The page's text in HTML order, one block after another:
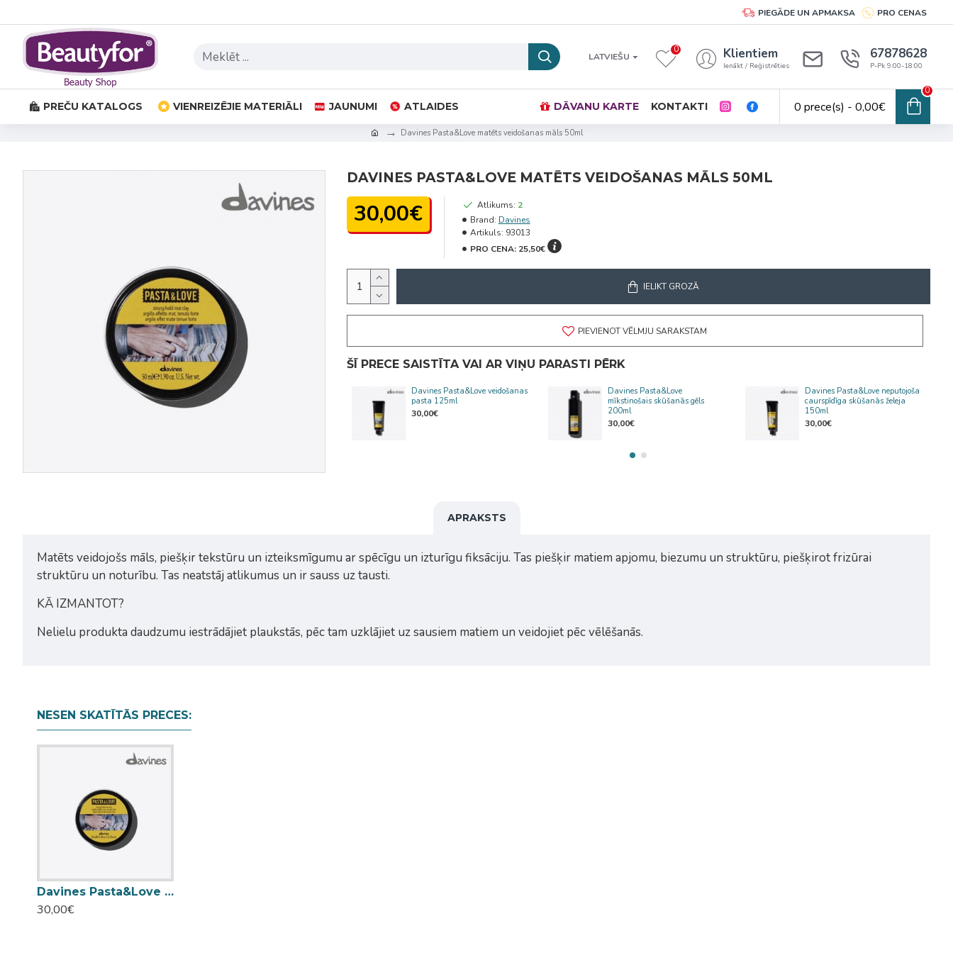
PIEGĀDE UN APMAKSA PRO CENAS
LATVIEŠU
0 Klientiem
Ienākt / Reģistrēties
67878628
P-Pk 9:00-18:00
PREČU KATALOGS VIENREIZĒJIE MATERIĀLI JAUNUMI ATLAIDES DĀVANU KARTE KONTAKTI 0 prece(s) - 0,00€
0
Davines Pasta&Love matēts veidošanas māls 50ml
DAVINES PASTA&LOVE MATĒTS VEIDOŠANAS MĀLS 50ML
30,00€ Atlikums: 2
Brand: Davines
Artikuls: 93013
PRO CENA: 25,50€
IELIKT GROZĀ
PIEVIENOT VĒLMJU SARAKSTAM
ŠĪ PRECE SAISTĪTA VAI AR VIŅU PARASTI PĒRK
Davines Pasta&Love neputojoša
Davines Pasta&Love
pēcskūšanās un mitrinošs krēms
Davines Pasta&Love veidošanas
pasta 125ml
30,00€
Davines Pasta&Love
mīkstinošais skūšanās gēls
200ml
30,00€
Davines Pasta&Love neputojoša
caurspīdīga skūšanās želeja
150ml
30,00€
APRAKSTS
Matēts veidojošs māls, piešķir tekstūru un izteiksmīgumu ar spēcīgu un izturīgu fiksāciju. Tas piešķir matiem apjomu, biezumu un struktūru, piešķirot frizūrai
struktūru un noturību. Tas neatstāj atlikumus un ir sauss uz tausti.
KĀ IZMANTOT?
Nelielu produkta daudzumu iestrādājiet plaukstās, pēc tam uzklājiet uz sausiem matiem un veidojiet pēc vēlēšanās.
NESEN SKATĪTĀS PRECES:
Davines Pasta&Love matēts veidošanas māls 50ml
30,00€